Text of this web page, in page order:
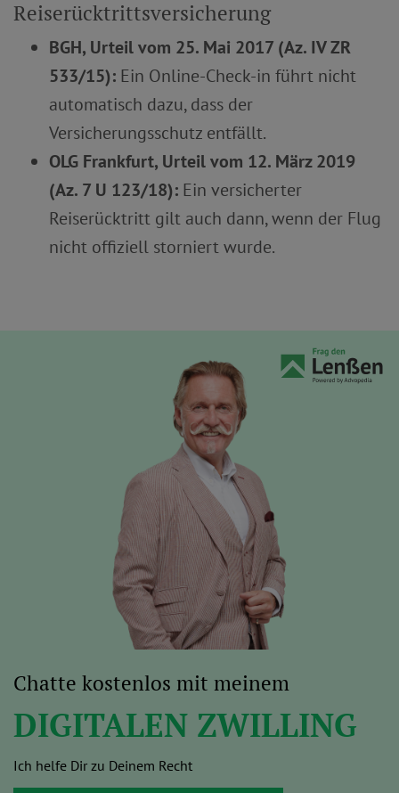
Reiserücktrittsversicherung
BGH, Urteil vom 25. Mai 2017 (Az. IV ZR
533/15): Ein Online-Check-in führt nicht
automatisch dazu, dass der
Versicherungsschutz entfällt.
OLG Frankfurt, Urteil vom 12. März 2019
(Az. 7 U 123/18): Ein versicherter
Reiserücktritt gilt auch dann, wenn der Flug
nicht offiziell storniert wurde.
Chatte kostenlos mit meinem
DIGITALEN ZWILLING
Ich helfe Dir zu Deinem Recht